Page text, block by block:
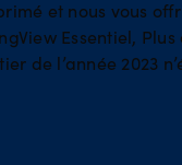
Obligations
et nous vous
Essentiel, Plus
de l’année 2023